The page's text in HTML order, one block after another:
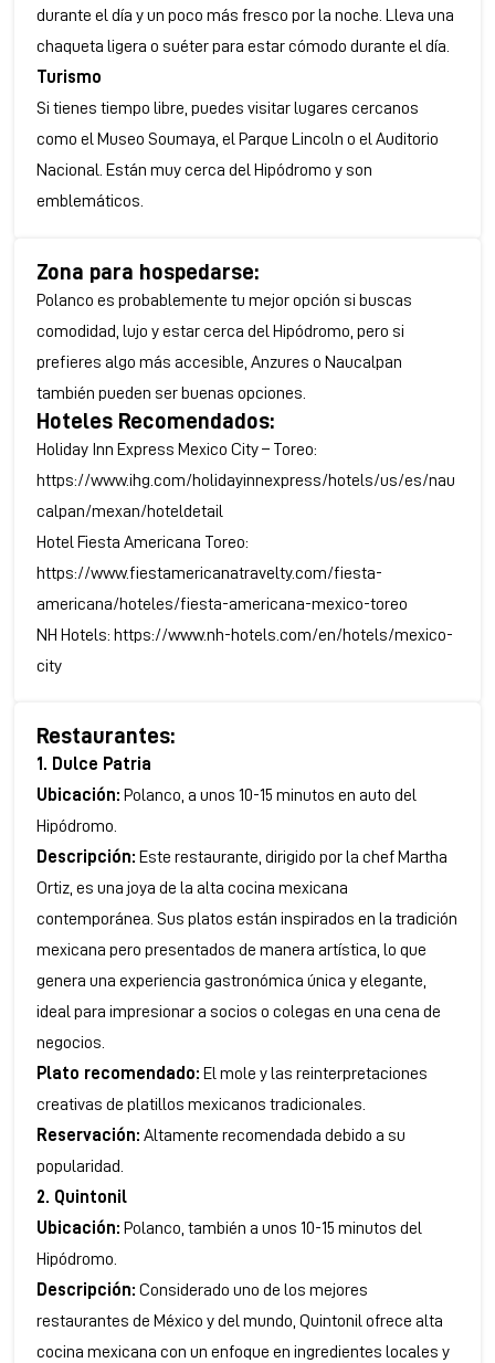
durante el día y un poco más fresco por la noche. Lleva una
chaqueta ligera o suéter para estar cómodo durante el día.
Turismo
Si tienes tiempo libre, puedes visitar lugares cercanos
como el Museo Soumaya, el Parque Lincoln o el Auditorio
Nacional. Están muy cerca del Hipódromo y son
emblemáticos.
Zona para hospedarse:
Polanco es probablemente tu mejor opción si buscas
comodidad, lujo y estar cerca del Hipódromo, pero si
prefieres algo más accesible, Anzures o Naucalpan
también pueden ser buenas opciones.
Hoteles Recomendados:
Holiday Inn Express Mexico City – Toreo:
https://www.ihg.com/holidayinnexpress/hotels/us/es/nau
calpan/mexan/hoteldetail
Hotel Fiesta Americana Toreo:
https://www.fiestamericanatravelty.com/fiesta-
americana/hoteles/fiesta-americana-mexico-toreo
NH Hotels: https://www.nh-hotels.com/en/hotels/mexico-
city
Restaurantes:
1. Dulce Patria
Ubicación: Polanco, a unos 10-15 minutos en auto del
Hipódromo.
Descripción: Este restaurante, dirigido por la chef Martha
Ortiz, es una joya de la alta cocina mexicana
contemporánea. Sus platos están inspirados en la tradición
mexicana pero presentados de manera artística, lo que
genera una experiencia gastronómica única y elegante,
ideal para impresionar a socios o colegas en una cena de
negocios.
Plato recomendado: El mole y las reinterpretaciones
creativas de platillos mexicanos tradicionales.
Reservación: Altamente recomendada debido a su
popularidad.
2. Quintonil
Ubicación: Polanco, también a unos 10-15 minutos del
Hipódromo.
Descripción: Considerado uno de los mejores
restaurantes de México y del mundo, Quintonil ofrece alta
cocina mexicana con un enfoque en ingredientes locales y